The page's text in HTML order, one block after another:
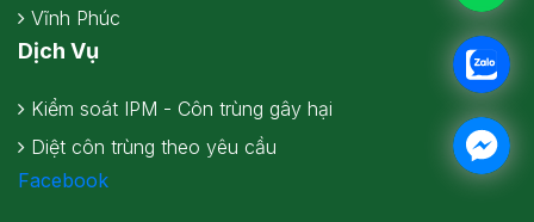
Vĩnh Phúc
Dịch Vụ
Kiểm soát IPM - Côn trùng gây hại
Diệt côn trùng theo yêu cầu
Facebook